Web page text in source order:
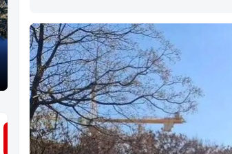
پیش‌نشست بین‌المللی کنگره حضرت